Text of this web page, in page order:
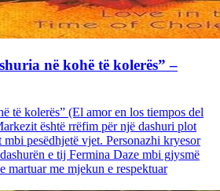
në kohë të kolerës” –
të kolerës” (El amor en los tiempos del
është rrëfim për një dashuri plot
pesëdhjetë vjet. Personazhi kryesor
e tij Fermina Daze mbi gjysmë
martuar me mjekun e respektuar